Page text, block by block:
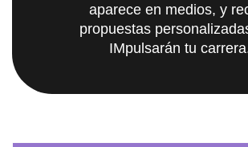
aparece en medios, y
propuestas
IMpulsarán tu